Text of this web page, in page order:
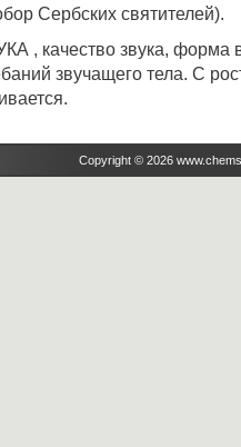
Сербских святителей).
, качество звука, форма
звучащего тела. С
Copyright © 2026